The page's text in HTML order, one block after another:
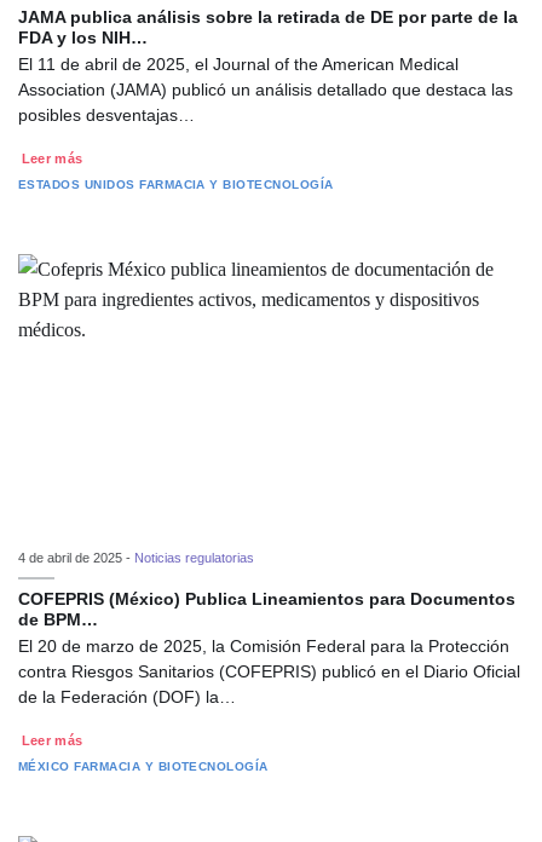
JAMA publica análisis sobre la retirada de DE por parte de la
FDA y los NIH…
El 11 de abril de 2025, el Journal of the American Medical
Association (JAMA) publicó un análisis detallado que destaca las
posibles desventajas…
Leer más
ESTADOS UNIDOS FARMACIA Y BIOTECNOLOGÍA
4 de abril de 2025 - Noticias regulatorias
COFEPRIS (México) Publica Lineamientos para Documentos
de BPM…
El 20 de marzo de 2025, la Comisión Federal para la Protección
contra Riesgos Sanitarios (COFEPRIS) publicó en el Diario Oficial
de la Federación (DOF) la…
Leer más
MÉXICO FARMACIA Y BIOTECNOLOGÍA